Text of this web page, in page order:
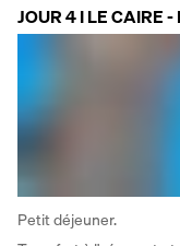
JOUR 4 I LE CAIRE -
Petit déjeuner.